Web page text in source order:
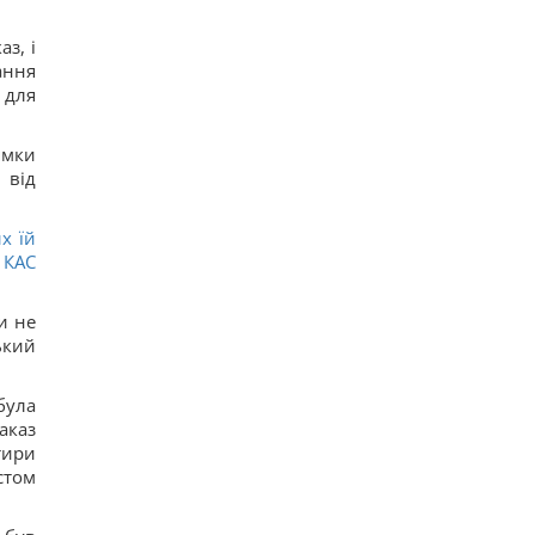
і
для
їй
не